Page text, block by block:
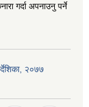
गर्दा अपनाउनु पर्ने
२०७७